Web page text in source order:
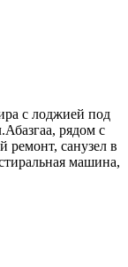
с лоджией под
рядом с
ремонт, санузел в
машина,